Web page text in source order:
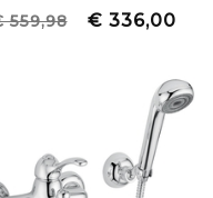
559,98 € 336,00